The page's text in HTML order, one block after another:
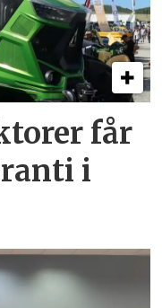
får
i